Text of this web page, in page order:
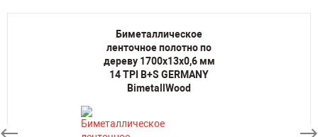
Биметаллическое
ленточное полотно по
дереву 1700х13х0,6 мм
14 TPI B+S GERMANY
BimetallWood